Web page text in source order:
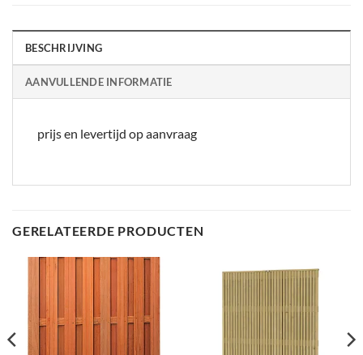
BESCHRIJVING
AANVULLENDE INFORMATIE
prijs en levertijd op aanvraag
GERELATEERDE PRODUCTEN